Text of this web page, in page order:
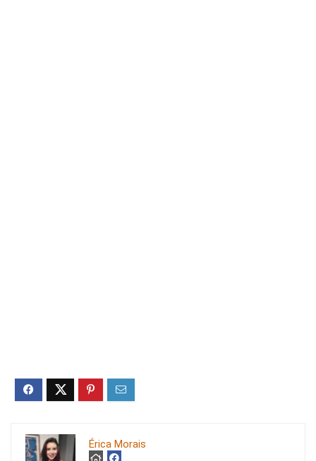
Érica Morais